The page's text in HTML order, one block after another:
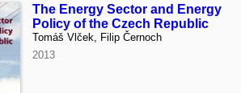
The Energy Sector and Energy
Policy of the Czech Republic
Tomáš Vlček, Filip Černoch
2013